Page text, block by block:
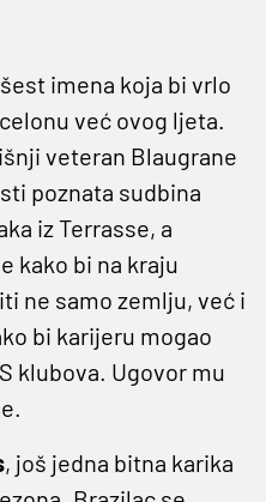
imena koja bi vrlo
već ovog ljeta.
veteran Blaugrane
poznata sudbina
iz Terrasse, a
kako bi na kraju
ne samo zemlju, već i
bi karijeru mogao
klubova. Ugovor mu
, još jedna bitna karika